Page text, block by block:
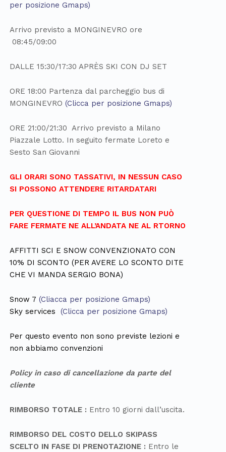
per posizione Gmaps)
Arrivo previsto a MONGINEVRO ore
08:45/09:00
DALLE 15:30/17:30 APRÈS SKI CON DJ SET
ORE 18:00 Partenza dal parcheggio bus di
MONGINEVRO(Clicca per posizione Gmaps)
ORE 21:00/21:30 Arrivo previsto a Milano
Piazzale Lotto. In seguito fermate Loreto e
Sesto San Giovanni
GLI ORARI SONO TASSATIVI, IN NESSUN CASO
SI POSSONO ATTENDERE RITARDATARI
PER QUESTIONE DI TEMPO IL BUS NON PUÒ
FARE FERMATE NE ALL’ANDATA NE AL RTORNO
AFFITTI SCI E SNOW CONVENZIONATO CON
10% DI SCONTO (PER AVERE LO SCONTO DITE
CHE VI MANDA SERGIO BONA)
Snow 7 (Cliacca per posizione Gmaps)
Sky services
(Clicca per posizione Gmaps)
Per questo evento non sono previste lezioni e
non abbiamo convenzioni
Policy in caso di cancellazione da parte del
cliente
RIMBORSO TOTALE : Entro 10 giorni dall’uscita.
RIMBORSO DEL COSTO DELLO SKIPASS
SCELTO IN FASE DI PRENOTAZIONE : Entro le